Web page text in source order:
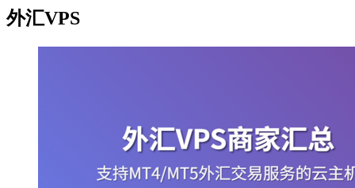
外汇VPS